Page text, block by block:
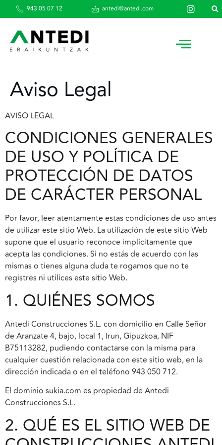
943 05 07 12 antedi@antedi.com
Aviso Legal
AVISO LEGAL
CONDICIONES GENERALES
DE USO Y POLÍTICA DE
PROTECCIÓN DE DATOS
DE CARÁCTER PERSONAL
Por favor, leer atentamente estas condiciones de uso antes
de utilizar este sitio Web. La utilización de este sitio Web
supone que el usuario reconoce implícitamente que
acepta las condiciones. Si no estás de acuerdo con las
mismas o tienes alguna duda te rogamos que no te
registres ni utilices este sitio Web.
1. QUIÉNES SOMOS
Antedi Construcciones S.L. con domicilio en Calle Señor
de Aranzate 4, bajo, local 1, Irun, Gipuzkoa, NIF
B75113282, pudiendo contactarse con la misma para
cualquier cuestión relacionada con este sitio web, en la
dirección indicada o en el teléfono 943 050 712.
El dominio sukia.com es propiedad de Antedi
Construcciones S.L.
2. QUÉ ES EL SITIO WEB DE